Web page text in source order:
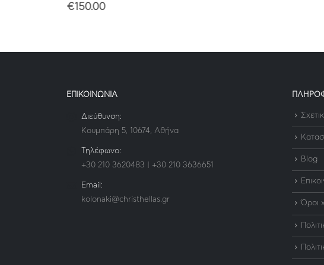
€150.00
ΕΠΙΚΟΙΝΩΝΙΑ
Διεύθυνση:
Κουμπάρη 5, 10674, Αθήνα
Τηλέφωνο:
+30 210 3620483 | +30 210 3636651
Email:
kolonaki@christhellas.gr
Blog
Όροι